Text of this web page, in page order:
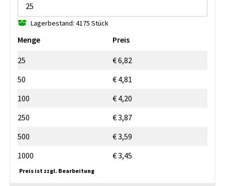
Themenpakete
Lagerbestand: 4175 Stück
Menge Preis
25
€ 6,82
50
€ 4,81
100
€ 4,20
250
€ 3,87
500
€ 3,59
1000
€ 3,45
Preis ist zzgl. Bearbeitung